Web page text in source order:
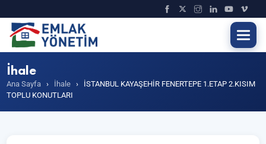
İhale
Ana Sayfa › İhale ›
İSTANBUL KAYAŞEHİR FENERTEPE 1.ETAP 2.KISIM
TOPLU KONUTLARI